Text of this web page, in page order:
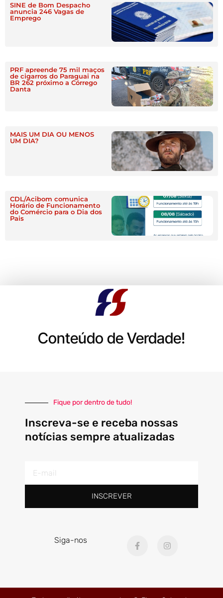
SINE de Bom Despacho
anuncia 246 Vagas de
Emprego
PRF apreende 75 mil maços
de cigarros do Paraguai na
BR 262 próximo a Córrego
Danta
MAIS UM DIA OU MENOS
UM DIA?
CDL/Acibom comunica
Horário de Funcionamento
do Comércio para o Dia dos
Pais
Conteúdo de Verdade!
Fique por dentro de tudo!
Inscreva-se e receba nossas
notícias sempre atualizadas
mail
INSCREVER
Siga-nos
a
o
n
r